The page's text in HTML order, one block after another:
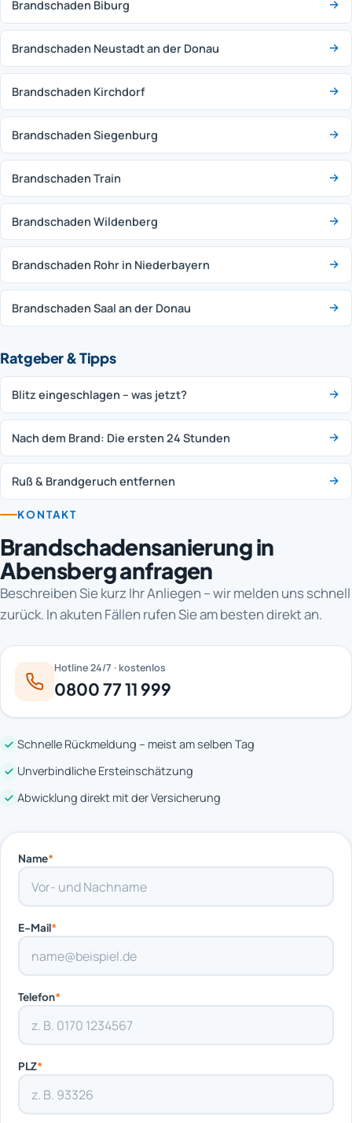
Brandschaden Biburg
Brandschaden Neustadt an der Donau
Brandschaden Kirchdorf
Brandschaden Siegenburg
Brandschaden Train
Brandschaden Wildenberg
Brandschaden Rohr in Niederbayern
Brandschaden Saal an der Donau
Ratgeber & Tipps
Blitz eingeschlagen – was jetzt?
Nach dem Brand: Die ersten 24 Stunden
Ruß & Brandgeruch entfernen
KONTAKT
Brandschadensanierung in
Abensberg anfragen
Beschreiben Sie kurz Ihr Anliegen – wir melden uns schnell
zurück. In akuten Fällen rufen Sie am besten direkt an.
Hotline 24/7 · kostenlos
0800 77 11 999
Schnelle Rückmeldung – meist am selben Tag
Unverbindliche Ersteinschätzung
Abwicklung direkt mit der Versicherung
Name*
E-Mail*
Telefon*
PLZ*